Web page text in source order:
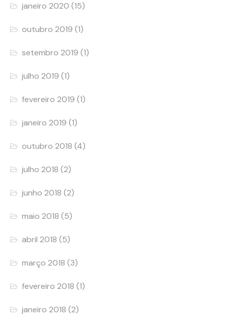
janeiro 2020 (15)
outubro 2019 (1)
setembro 2019 (1)
julho 2019 (1)
fevereiro 2019 (1)
janeiro 2019 (1)
outubro 2018 (4)
julho 2018 (2)
junho 2018 (2)
maio 2018 (5)
abril 2018 (5)
março 2018 (3)
fevereiro 2018 (1)
janeiro 2018 (2)